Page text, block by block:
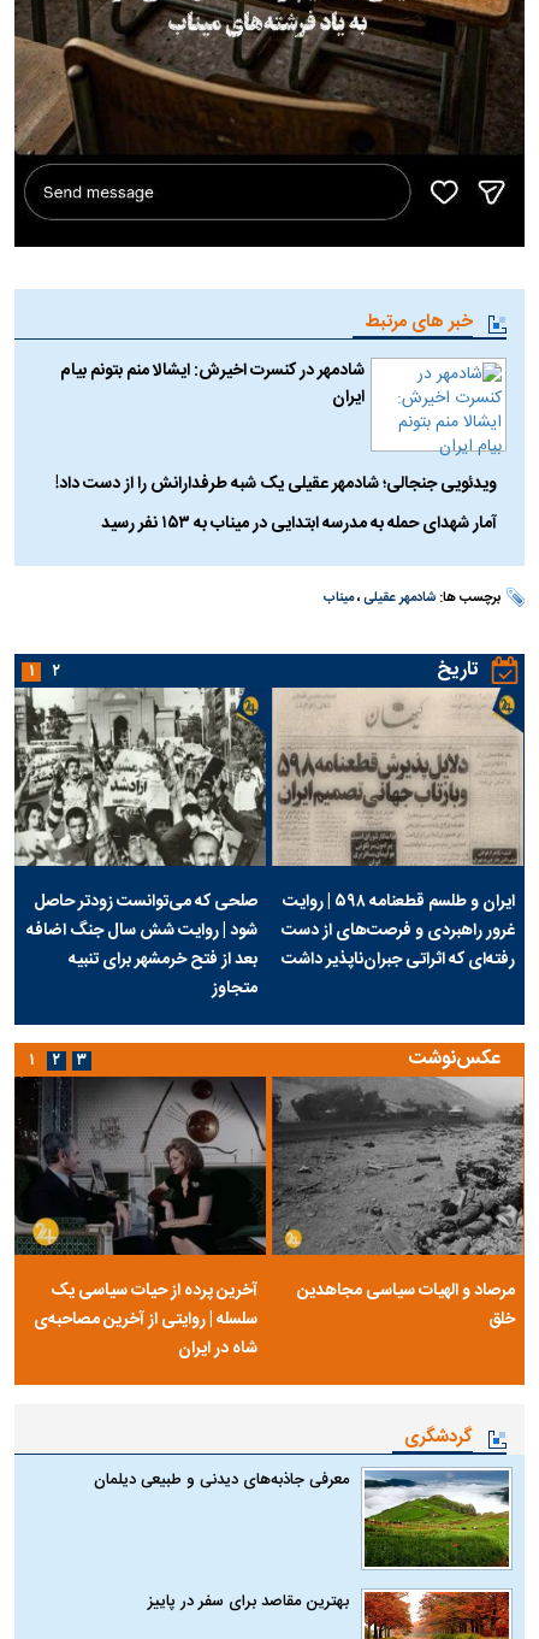
خبر های مرتبط
شادمهر در کنسرت اخیرش: ایشالا منم بتونم بیام
ایران
ویدئویی جنجالی؛ شادمهر عقیلی یک شبه طرفدارانش را از دست داد!
آمار شهدای حمله به مدرسه ابتدایی در میناب به ۱۵۳ نفر رسید
برچسب ها:شادمهر عقیلی،میناب
تاریخ
ایران و طلسم قطعنامه ۵۹۸ | روایت
غرور راهبردی و فرصت‌های از دست
رفته‌ای که اثراتی جبران‌ناپذیر داشت
صلحی که می‌توانست زودتر حاصل
شود | روایت شش سال جنگ اضافه
بعد از فتح خرمشهر برای تنبیه
متجاوز
۱ ۲
عکس‌نوشت
مرصاد و الهیات سیاسی مجاهدین
خلق
آخرین پرده از حیات سیاسی یک
سلسله | روایتی از آخرین مصاحبه‌ی
شاه در ایران
۱ ۲ ۳
گردشگری
معرفی جاذبه‌های دیدنی و طبیعی دیلمان
بهترین مقاصد برای سفر در پاییز